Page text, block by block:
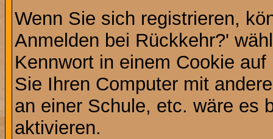
Wenn Sie sich registrieren,
Anmelden bei Rückkehr?'
Kennwort in einem Cookie
Sie Ihren Computer mit
an einer Schule, etc. wäre es
aktivieren.